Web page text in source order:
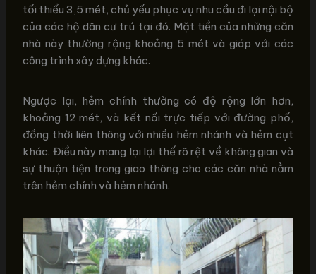
tối thiểu 3,5 mét, chủ yếu phục vụ nhu cầu đi lại nội bộ
của các hộ dân cư trú tại đó. Mặt tiền của những căn
nhà này thường rộng khoảng 5 mét và giáp với các
công trình xây dựng khác.
Ngược lại, hẻm chính thường có độ rộng lớn hơn,
khoảng 12 mét, và kết nối trực tiếp với đường phố,
đồng thời liên thông với nhiều hẻm nhánh và hẻm cụt
khác. Điều này mang lại lợi thế rõ rệt về không gian và
sự thuận tiện trong giao thông cho các căn nhà nằm
trên hẻm chính và hẻm nhánh.